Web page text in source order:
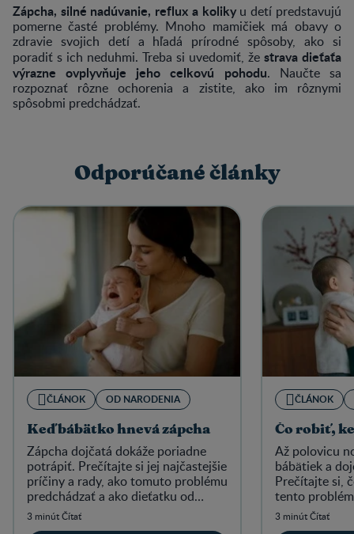
Zápcha, silné nadúvanie, reflux a kolikyu detí predstavujú
pomerne časté problémy. Mnoho mamičiek má obavy o
zdravie svojich detí a hľadá prírodné spôsoby, ako si
poradiť s ich neduhmi. Treba si uvedomiť, že strava dieťaťa
výrazne ovplyvňuje jeho celkovú pohodu. Naučte sa
rozpoznať rôzne ochorenia a zistite, ako im rôznymi
spôsobmi predchádzať.
Odporúčané články
ČLÁNOK OD NARODENIA
Keď bábätko hnevá zápcha
Zápcha dojčatá dokáže poriadne
potrápiť. Prečítajte si jej najčastejšie
príčiny a rady, ako tomuto problému
predchádzať a ako dieťatku od
bolesti uľaviť.
3 minút Čítať
ČLÁNOK
Čo robiť,
Až polovicu
bábätiek a
Prečítajte si,
tento
drobček cítil
3 minút Čítať